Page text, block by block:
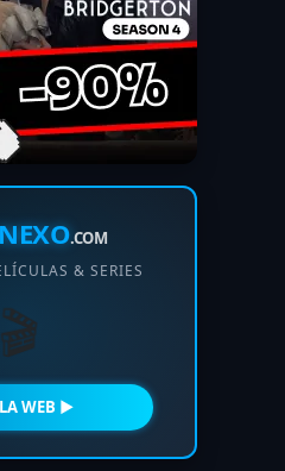
.COM
& SERIES
🎬
WEB ►